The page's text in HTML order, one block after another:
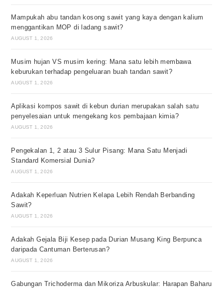
Mampukah abu tandan kosong sawit yang kaya dengan kalium
menggantikan MOP di ladang sawit?
AUGUST 1, 2026
Musim hujan VS musim kering: Mana satu lebih membawa
keburukan terhadap pengeluaran buah tandan sawit?
AUGUST 1, 2026
Aplikasi kompos sawit di kebun durian merupakan salah satu
penyelesaian untuk mengekang kos pembajaan kimia?
AUGUST 1, 2026
Pengekalan 1, 2 atau 3 Sulur Pisang: Mana Satu Menjadi
Standard Komersial Dunia?
AUGUST 1, 2026
Adakah Keperluan Nutrien Kelapa Lebih Rendah Berbanding
Sawit?
AUGUST 1, 2026
Adakah Gejala Biji Kesep pada Durian Musang King Berpunca
daripada Cantuman Berterusan?
AUGUST 1, 2026
Gabungan Trichoderma dan Mikoriza Arbuskular: Harapan Baharu